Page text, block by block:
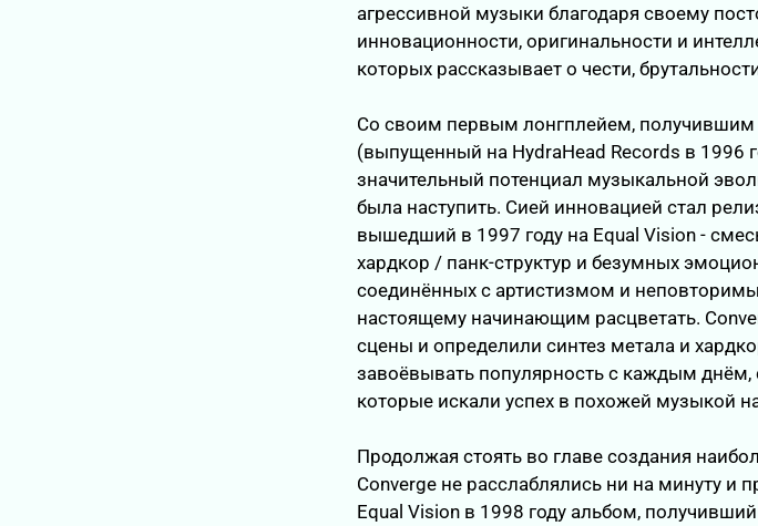
агрессивной музыки благодаря своему
инновационности, оригинальности и
которых рассказывает о чести,
Со своим первым лонгплейем, получившим
(выпущенный на HydraHead Records в 1996
значительный потенциал музыкальной
была наступить. Сией инновацией стал
вышедший в 1997 году на Equal Vision -
хардкор / панк-структур и безумных
соединённых с артистизмом и
настоящему начинающим расцветать.
сцены и определили синтез метала и
завоёвывать популярность с каждым
которые искали успех в похожей музыкой
Продолжая стоять во главе создания
Converge не расслаблялись ни на минуту и
Equal Vision в 1998 году альбом,